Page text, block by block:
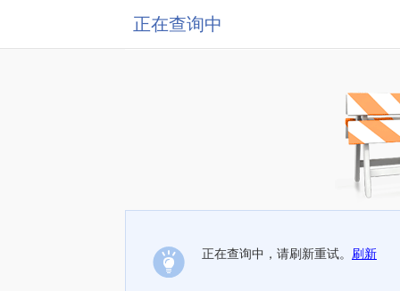
正在查询中
正在查询中，请刷新重试。 刷新